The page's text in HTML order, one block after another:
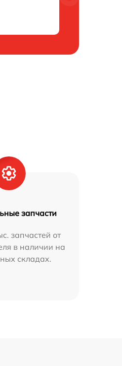
запчасти
запчастей от
в наличии на
складах.